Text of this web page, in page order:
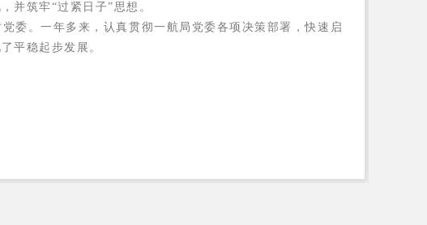
并筑牢“过紧日子”思想。
委。一年多来，认真贯彻一航局党委各项决策部署，快速启
平稳起步发展。